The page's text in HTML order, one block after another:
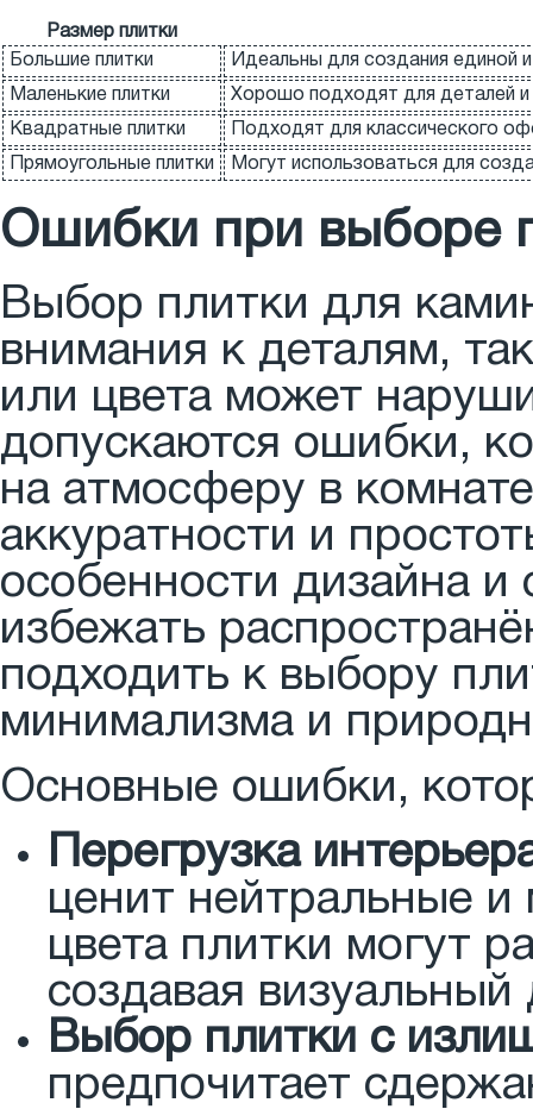
Размер плитки
Большие плитки
Идеальны для создания единой
Маленькие плитки Хорошо подходят для деталей и
Квадратные плитки Подходят для классического
Прямоугольные плитки Могут использоваться для
Ошибки при выборе
Выбор плитки для
внимания к деталям,
или цвета может
допускаются ошибки,
на атмосферу в
аккуратности и
особенности дизайна и
избежать
подходить к выбору
минимализма и
Основные ошибки,
Перегрузка
ценит нейтральные
цвета плитки могут
создавая визуальный
Выбор плитки с
предпочитает